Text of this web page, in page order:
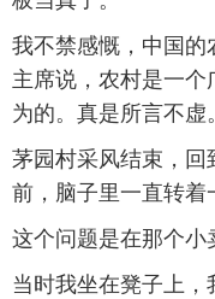
我不禁感慨，中国
主席说，农村是一
为的。真是所言不虚。
茅园村采风结束，回
前，脑子里一直转着
这个问题是在那个小
当时我坐在凳子上